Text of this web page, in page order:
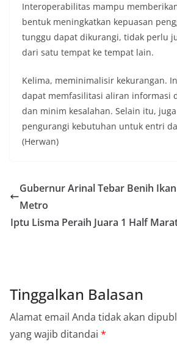
Interoperabilitas mampu
bentuk meningkatkan kepuasan
tunggu dapat dikurangi, tidak perlu
dari satu tempat ke tempat lain.
Kelima, meminimalisir kekurangan.
dapat memfasilitasi aliran informasi
dan minim kesalahan. Selain itu,
pengurangi kebutuhan untuk entri
(Herwan)
Gubernur Arinal Tebar Benih
Metro
Iptu Lisma Peraih Juara 1 Half
Tinggalkan Balasan
Alamat email Anda tidak akan
yang wajib ditandai *